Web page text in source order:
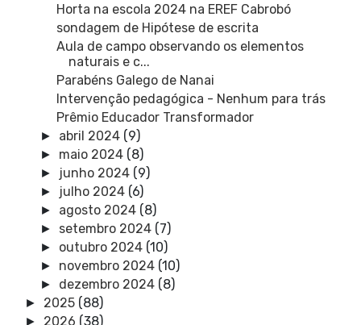
Horta na escola 2024 na EREF Cabrobó
sondagem de Hipótese de escrita
Aula de campo observando os elementos
naturais e c...
Parabéns Galego de Nanai
Intervenção pedagógica - Nenhum para trás
Prêmio Educador Transformador
► abril 2024 (9)
► maio 2024 (8)
► junho 2024 (9)
► julho 2024 (6)
► agosto 2024 (8)
► setembro 2024 (7)
► outubro 2024 (10)
► novembro 2024 (10)
► dezembro 2024 (8)
► 2025 (88)
► 2026 (38)